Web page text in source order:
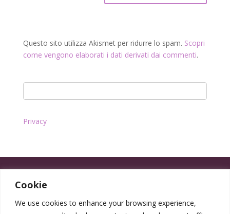
Cookie
We use cookies to enhance your browsing experience,
Questo sito utilizza Akismet per ridurre lo spam. Scopri
come vengono elaborati i dati derivati dai commenti.
Privacy